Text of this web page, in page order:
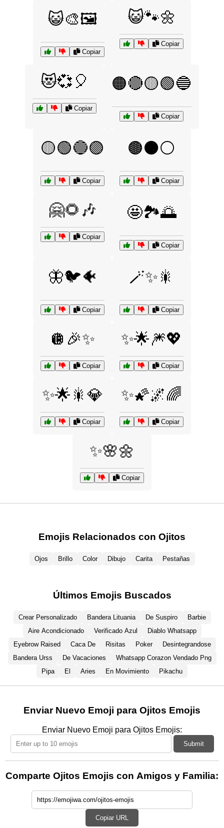
😺🎨🖼️
Copiar
😺🐾🌼
Copiar
😻💞🎈
Copiar
🟠🔴🟡🟢🔵
Copiar
🟡🟢🔵🟣
Copiar
🟤⚫⚪
Copiar
🤗🌻🎶
Copiar
🤩🏞️🌅
Copiar
🦋🐦🐠
Copiar
🪄✨🎇
Copiar
🪩🎉✨
Copiar
✨🌟🎆💖
Copiar
✨🌟🎇💎
Copiar
✨🌠🌌🌈
Copiar
✨🌸🌼
Copiar
Emojis Relacionados con Ojitos
Ojos Brillo Color Dibujo Carita Pestañas
Últimos Emojis Buscados
Crear Personalizado Bandera Lituania De Suspiro
Barbie
Aire Acondicionado
Verificado Azul
Diablo Whatsapp
Eyebrow Raised
Caca De Risitas Poker
Desintegrandose
Bandera Urss
De Vacaciones
Whatsapp Corazon Vendado Png
Pipa
El Aries En Movimiento Pikachu
Enviar Nuevo Emoji para Ojitos Emojis
Enviar Nuevo Emoji para Ojitos Emojis:
Submit
Comparte Ojitos Emojis con Amigos y Familia:
Copiar URL